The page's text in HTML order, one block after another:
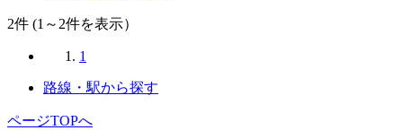
2件 (1～2件を表示）
1
路線・駅から探す
ページTOPへ